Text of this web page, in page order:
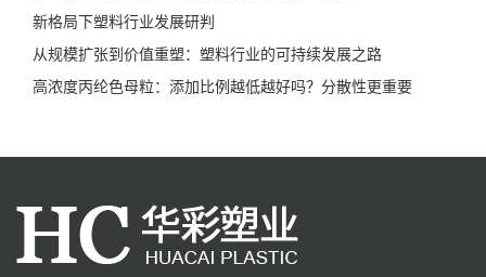
新格局下塑料行业发展研判
从规模扩张到价值重塑：塑料行业的可持续发展之路
高浓度丙纶色母粒：添加比例越低越好吗？分散性更重要